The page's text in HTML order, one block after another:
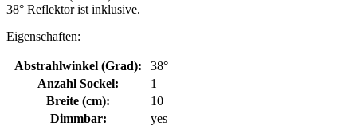
38° Reflektor ist inklusive.
Eigenschaften:
Abstrahlwinkel (Grad):
38°
Anzahl Sockel:
1
Breite (cm):
10
Dimmbar:
yes